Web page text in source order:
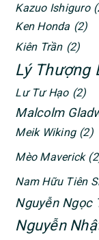
Kazuo Ishiguro
Ken Honda (2)
Kiên Trần (2)
Lý Thượng
Lư Tư Hạo (2)
Malcolm
Meik Wiking (2)
Mèo Maverick
Nam Hữu Tiên
Nguyễn Ngọc
Nguyễn